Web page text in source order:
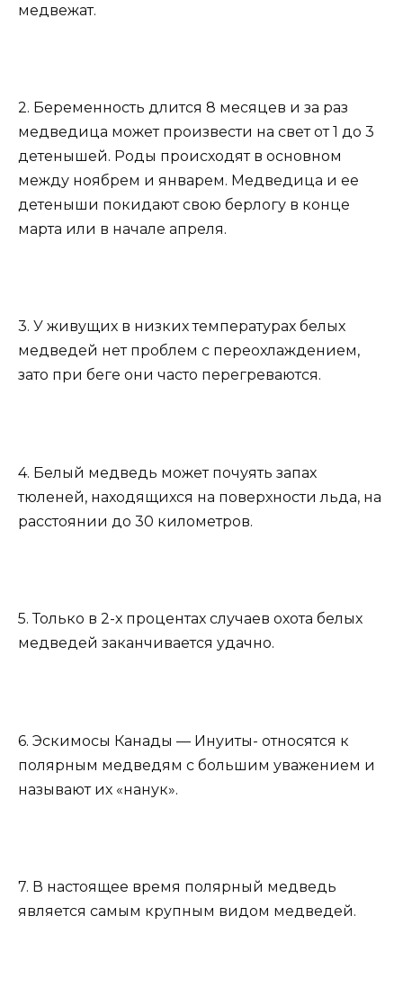
медвежат.
2. Беременность длится 8 месяцев и за раз
медведица может произвести на свет от 1 до 3
детенышей. Роды происходят в основном
между ноябрем и январем. Медведица и ее
детеныши покидают свою берлогу в конце
марта или в начале апреля.
3. У живущих в низких температурах белых
медведей нет проблем с переохлаждением,
зато при беге они часто перегреваются.
4. Белый медведь может почуять запах
тюленей, находящихся на поверхности льда, на
расстоянии до 30 километров.
5. Только в 2-х процентах случаев охота белых
медведей заканчивается удачно.
6. Эскимосы Канады — Инуиты- относятся к
полярным медведям с большим уважением и
называют их «нанук».
7. В настоящее время полярный медведь
является самым крупным видом медведей.